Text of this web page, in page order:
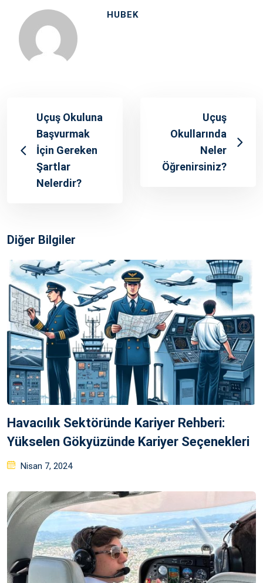
HUBEK
Uçuş Okuluna
Başvurmak
İçin Gereken
Şartlar
Nelerdir?
Uçuş
Okullarında
Neler
Öğrenirsiniz?
Diğer Bilgiler
Havacılık Sektöründe Kariyer Rehberi:
Yükselen Gökyüzünde Kariyer Seçenekleri
Posted
Nisan 7, 2024